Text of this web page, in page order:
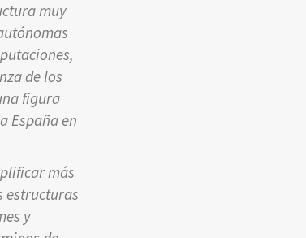
muy
de los
figura
España en
más
estructuras
y